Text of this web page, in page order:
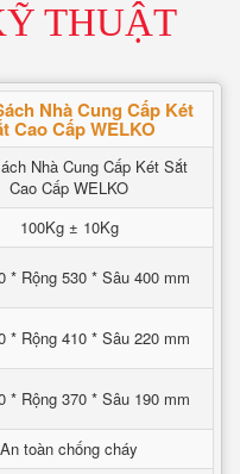
THUẬT
Nhà Cung Cấp Két
Cao Cấp WELKO
Nhà Cung Cấp Két Sắt
Cao Cấp WELKO
100Kg ± 10Kg
* Rộng 530 * Sâu 400 mm
* Rộng 410 * Sâu 220 mm
* Rộng 370 * Sâu 190 mm
An toàn chống cháy